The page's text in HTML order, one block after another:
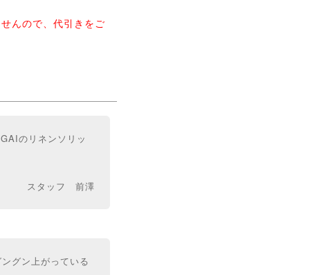
んので、代引きをご
のリネンソリッ
スタッフ 前澤
グン上がっている